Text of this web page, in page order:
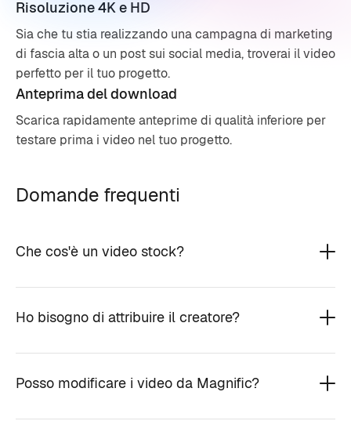
Risoluzione 4K e HD
Sia che tu stia realizzando una campagna di marketing
di fascia alta o un post sui social media, troverai il video
perfetto per il tuo progetto.
Anteprima del download
Scarica rapidamente anteprime di qualità inferiore per
testare prima i video nel tuo progetto.
Domande frequenti
Che cos'è un video stock?
Ho bisogno di attribuire il creatore?
Posso modificare i video da Magnific?